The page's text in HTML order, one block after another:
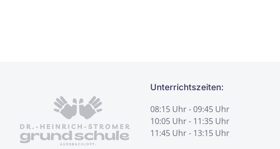
Unterrichtszeiten:
08:15 Uhr - 09:45 Uhr
10:05 Uhr - 11:35 Uhr
11:45 Uhr - 13:15 Uhr